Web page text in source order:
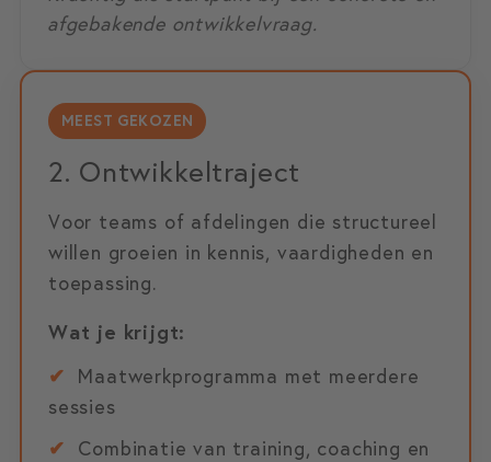
afgebakende ontwikkelvraag.
MEEST GEKOZEN
2. Ontwikkeltraject
Voor teams of afdelingen die structureel
willen groeien in kennis, vaardigheden en
toepassing.
Wat je krijgt:
✔ Maatwerkprogramma met meerdere
sessies
✔ Combinatie van training, coaching en